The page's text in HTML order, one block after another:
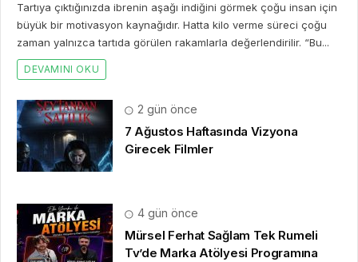
Tartıya çıktığınızda ibrenin aşağı indiğini görmek çoğu insan için
büyük bir motivasyon kaynağıdır. Hatta kilo verme süreci çoğu
zaman yalnızca tartıda görülen rakamlarla değerlendirilir. “Bu...
DEVAMINI OKU
2 gün önce
7 Ağustos Haftasında Vizyona
Girecek Filmler
4 gün önce
Mürsel Ferhat Sağlam Tek Rumeli
Tv’de Marka Atölyesi Programına